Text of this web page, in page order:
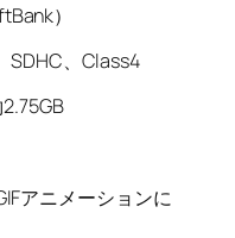
）
SDHC、Class4
アニメーションに